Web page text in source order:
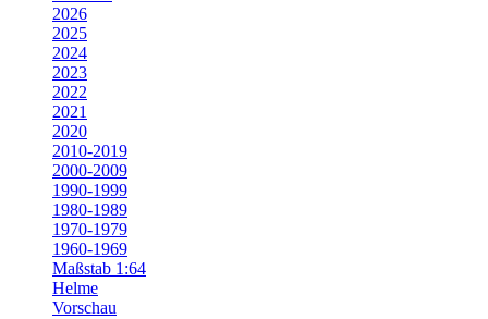
2026
2025
2024
2023
2022
2021
2020
2010-2019
2000-2009
1990-1999
1980-1989
1970-1979
1960-1969
Maßstab 1:64
Helme
Vorschau